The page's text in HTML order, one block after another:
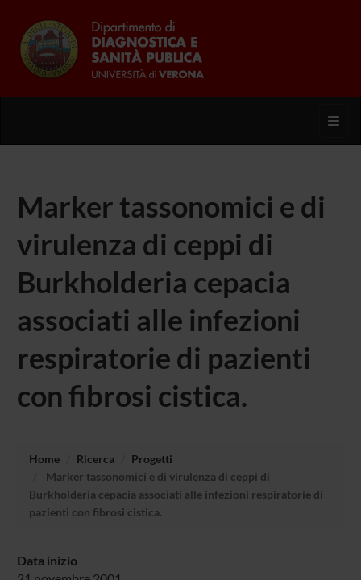
Marker tassonomici e di
virulenza di ceppi di
Burkholderia cepacia
associati alle infezioni
respiratorie di pazienti
con fibrosi cistica.
Home Ricerca
Progetti
Marker tassonomici e di virulenza di ceppi di
Burkholderia cepacia associati alle infezioni respiratorie di
pazienti con fibrosi cistica.
Data inizio